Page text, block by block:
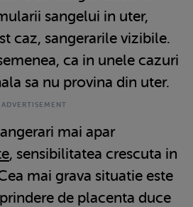
sangelui in uter,
caz, sangerarile vizibile.
ca in unele cazuri
sa nu provina din uter.
mai apar
, sensibilitatea crescuta in
mai grava situatie este
de placenta duce